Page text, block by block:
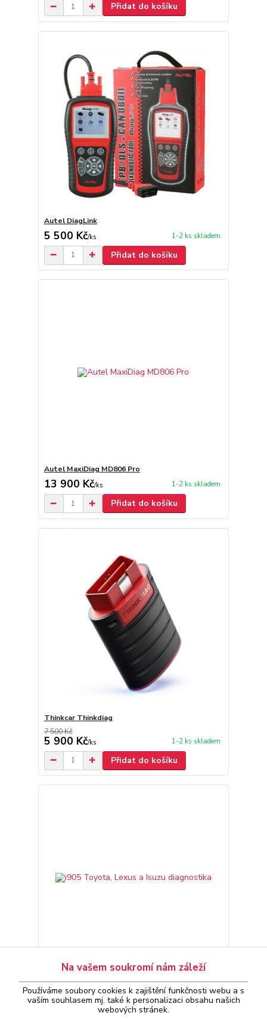
Přidat do košíku
Autel DiagLink
5 500 Kč/ks 1-2 ks skladem
Přidat do košíku
Autel MaxiDiag MD806 Pro
13 900 Kč/ks 1-2 ks skladem
Přidat do košíku
Thinkcar Thinkdiag
7 500 Kč
5 900 Kč/ks 1-2 ks skladem
Přidat do košíku
i905 Toyota, Lexus a Isuzu diagnostika
4 990 Kč/ks 1-2 ks skladem
Přidat do košíku
Na vašem soukromí nám záleží
Používáme soubory cookies k zajištění funkčnosti webu a s
vaším souhlasem mj. také k personalizaci obsahu našich
webových stránek.